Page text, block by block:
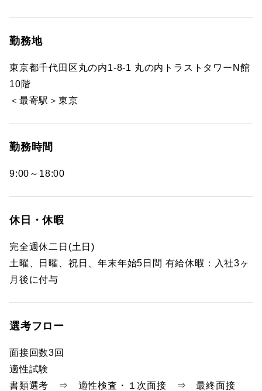
勤務地
東京都千代田区丸の内1-8-1 丸の内トラストタワーN館
10階
＜最寄駅＞東京
勤務時間
9:00～18:00
休日・休暇
完全週休二日(土日)
土曜、日曜、祝日、年末年始5日間 有給休暇：入社3ヶ
月後に付与
選考フロー
面接回数3回
適性試験
書類選考 ⇒ 適性検査・１次面接 ⇒ 最終面接